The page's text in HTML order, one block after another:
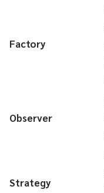
Factory
Observer
Strategy